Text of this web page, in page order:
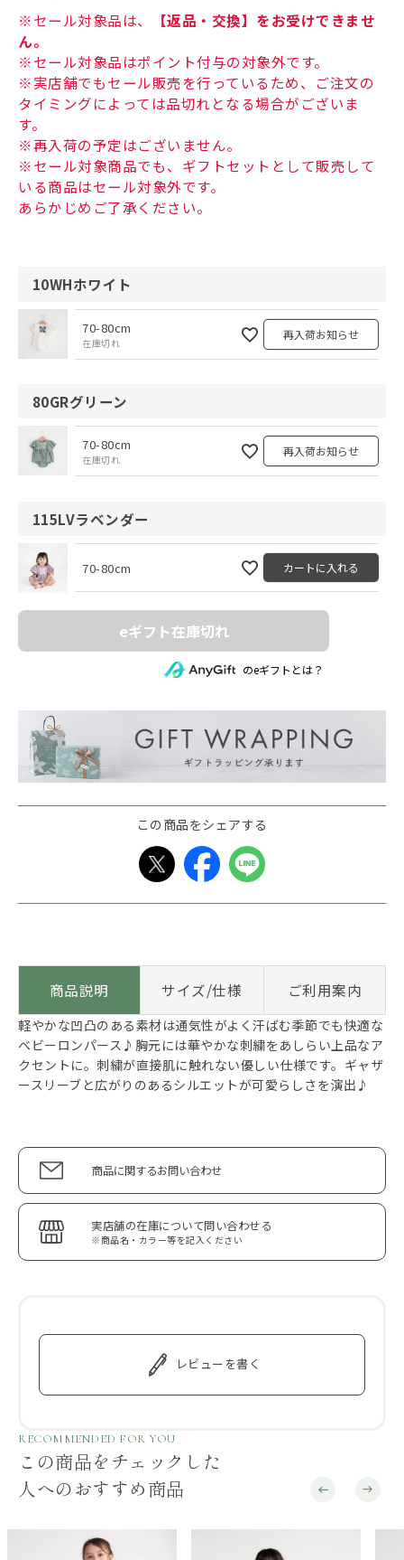
※セール対象品は、
【返品・交換】をお受けできませ
ん。
※セール対象品はポイント付与の対象外です。
※実店舗でもセール販売を行っているため、ご注文の
タイミングによっては品切れとなる場合がございま
す。
※再入荷の予定はございません。
※セール対象商品でも、ギフトセットとして販売して
いる商品はセール対象外です。
あらかじめご了承ください。
10WHホワイト
70-80cm
在庫切れ
再入荷お知らせ
80GRグリーン
70-80cm
在庫切れ
再入荷お知らせ
115LVラベンダー
70-80cm カートに入れる
eギフト在庫切れ
のeギフトとは？
この商品をシェアする
商品説明 サイズ/仕様 ご利用案内
軽やかな凹凸のある素材は通気性がよく汗ばむ季節でも快適な
ベビーロンパース♪胸元には華やかな刺繍をあしらい上品なア
クセントに。刺繍が直接肌に触れない優しい仕様です。ギャザ
ースリーブと広がりのあるシルエットが可愛らしさを演出♪
商品に関するお問い合わせ
実店舗の在庫について問い合わせる
※商品名・カラー等を記入ください
レビューを書く
RECOMMENDED FOR YOU
この商品をチェックした
人へのおすすめ商品